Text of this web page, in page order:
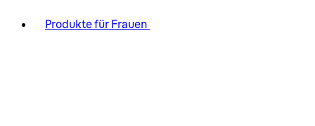
Produkte für Frauen